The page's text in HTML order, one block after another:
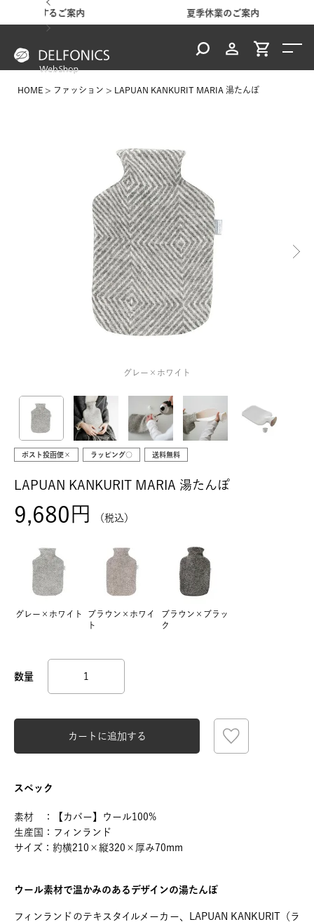
夏季休業のご案内
HOME ファッション LAPUAN KANKURIT MARIA 湯たんぽ
グレー×ホワイト
ポスト投函便× ラッピング○ 送料無料
LAPUAN KANKURIT MARIA 湯たんぽ
9,680 税込
グレー×ホワイト
ブラウン×ホワイ
ト
ブラウン×ブラッ
ク
カートに追加する
スペック
素材 ：【カバー】ウール100%
生産国：フィンランド
サイズ：約横210×縦320×厚み70mm
ウール素材で温かみのあるデザインの湯たんぽ
フィンランドのテキスタイルメーカー、LAPUAN KANKURIT（ラ